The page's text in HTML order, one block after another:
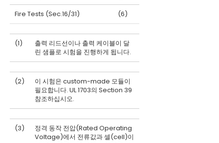
Fire Tests (Sec.16/31) (6)
(1)
출력 리드선이나 출력 케이블이 달
린 샘플로 시험을 진행하게 됩니다.
(2)
이 시험은 custom-made 모듈이
필요합니다. UL 1703의 Section 39
참조하십시오.
(3)
정격 동작 전압(Rated Operating
Voltage)에서 전류값과 셀(cell)이